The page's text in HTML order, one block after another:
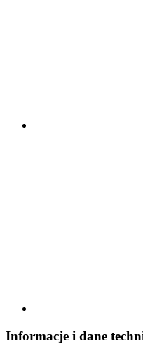
Informacje i dane